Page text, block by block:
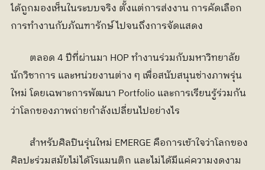
ได้ถูกมองเห็นในระบบจริง ตั้งแต่การส่งงาน การคัดเลือก
การทำงานกับภัณฑารักษ์ ไปจนถึงการจัดแสดง
นักวิชาการ และหน่วยงานต่าง ๆ เพื่อสนับสนุนช่างภาพรุ่น
ใหม่ โดยเฉพาะการพัฒนา Portfolio และการเรียนรู้ร่วมกัน
ว่าโลกของภาพถ่ายกำลังเปลี่ยนไปอย่างไร
ศิลปะร่วมสมัยไม่ได้โรแมนติก และไม่ได้มีแค่ความงดงาม